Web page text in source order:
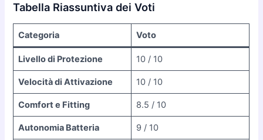
Tabella Riassuntiva dei Voti
Categoria Voto
Livello di Protezione 10 / 10
Velocità di Attivazione 10 / 10
Comfort e Fitting 8.5 / 10
Autonomia Batteria 9 / 10